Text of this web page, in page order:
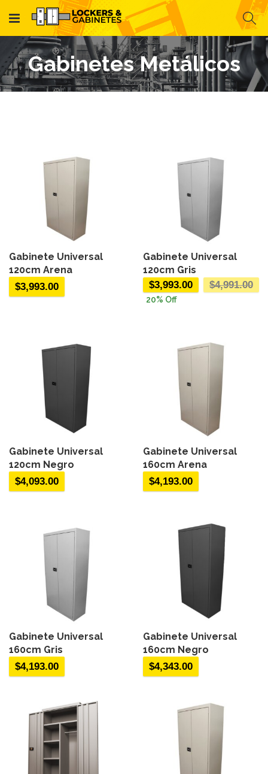
Gabinetes Metálicos
Gabinete Universal
120cm Arena
$3,993.00
Gabinete Universal
120cm Gris
$4,991.00
$3,993.00
20% Off
Gabinete Universal
120cm Negro
$4,093.00
Gabinete Universal
160cm Arena
$4,193.00
Gabinete Universal
160cm Gris
$4,193.00
Gabinete Universal
160cm Negro
$4,343.00